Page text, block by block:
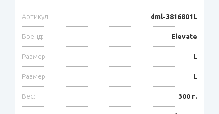
Артикул: dml-3816801L
Бренд: Elevate
Размер: L
Размер: L
Вес: 300 г.